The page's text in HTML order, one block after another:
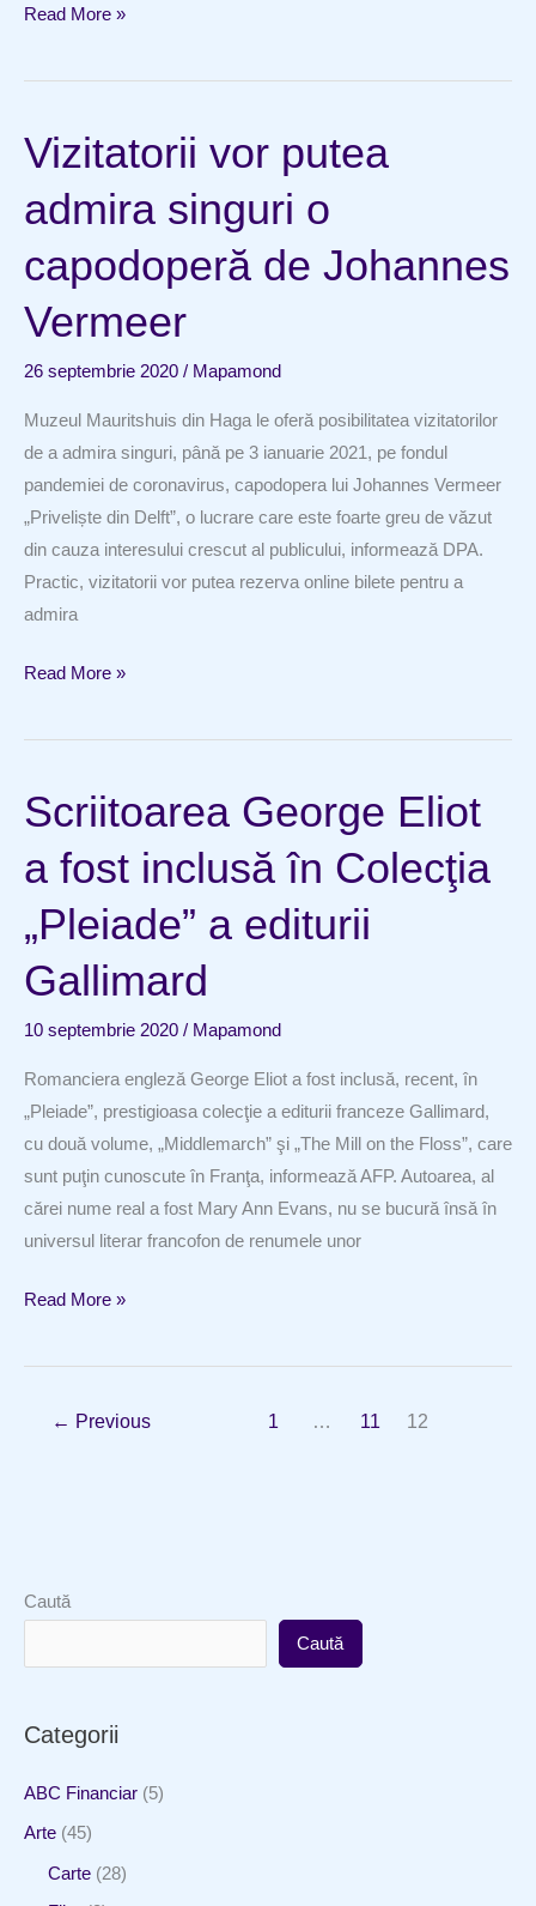
„First
Un
cu
scrise
William
Shakespeare,
vândut
cu
Read More »
Vizitatorii vor putea
admira singuri o
capodoperă de Johannes
Vermeer
26 septembrie 2020 / Mapamond
Muzeul Mauritshuis din Haga le oferă posibilitatea vizitatorilor
de a admira singuri, până pe 3 ianuarie 2021, pe fondul
pandemiei de coronavirus, capodopera lui Johannes Vermeer
„Priveliște din Delft”, o lucrare care este foarte greu de văzut
din cauza interesului crescut al publicului, informează DPA.
Practic, vizitatorii vor putea rezerva online bilete pentru a
admira
Vizitatorii
putea
singuri
capodoperă
Johannes
Vermeer
Read More »
Scriitoarea George Eliot
a fost inclusă în Colecţia
„Pleiade” a editurii
Gallimard
10 septembrie 2020 / Mapamond
Romanciera engleză George Eliot a fost inclusă, recent, în
„Pleiade”, prestigioasa colecţie a editurii franceze Gallimard,
cu două volume, „Middlemarch” şi „The Mill on the Floss”, care
sunt puţin cunoscute în Franţa, informează AFP. Autoarea, al
cărei nume real a fost Mary Ann Evans, nu se bucură însă în
universul literar francofon de renumele unor
Scriitoarea
Eliot
editurii
Read More »
← Previous 1 … 11 12
Caută
Caută
Categorii
ABC Financiar (5)
Arte (45)
Carte (28)